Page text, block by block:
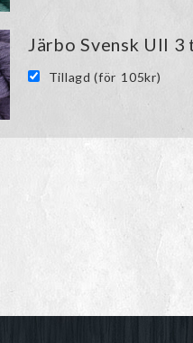
Järbo Svensk Ull
Tillagd (för 105kr)